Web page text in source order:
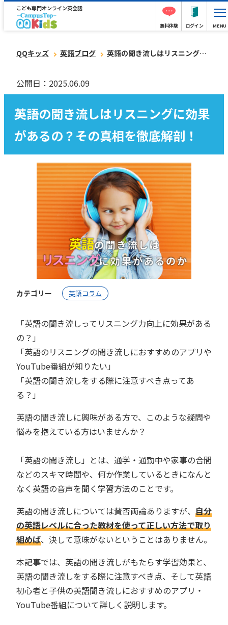
こども専門オンライン英会話
無料体験 ログイン MENU
QQキッズ 英語ブログ 英語の聞き流しはリスニングに効果があるの？その真相を徹底解剖！
公開日：2025.06.09
英語の聞き流しはリスニングに効果
があるの？その真相を徹底解剖！
カテゴリー 英語コラム
「英語の聞き流しってリスニング力向上に効果がある
の？」
「英語のリスニングの聞き流しにおすすめのアプリや
YouTube番組が知りたい」
「英語の聞き流しをする際に注意すべき点ってあ
る？」
英語の聞き流しに興味がある方で、このような疑問や
悩みを抱えている方はいませんか？
「英語の聞き流し」とは、通学・通勤中や家事の合間
などのスキマ時間や、何か作業しているときになんと
なく英語の音声を聞く学習方法のことです。
英語の聞き流しについては賛否両論ありますが、 自分
の英語レベルに合った教材を使って正しい方法で取り
組めば、決して意味がないということはありません。
本記事では、英語の聞き流しがもたらす学習効果と、
英語の聞き流しをする際に注意すべき点、そして英語
初心者と子供の英語聞き流しにおすすめのアプリ・
YouTube番組について詳しく説明します。